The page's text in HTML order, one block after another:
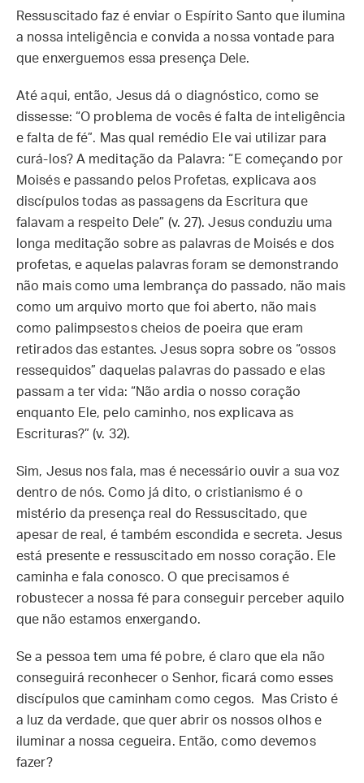
Ressuscitado faz é enviar o Espírito Santo que ilumina
a nossa inteligência e convida a nossa vontade para
que enxerguemos essa presença Dele.
Até aqui, então, Jesus dá o diagnóstico, como se
dissesse: “O problema de vocês é falta de inteligência
e falta de fé”. Mas qual remédio Ele vai utilizar para
curá-los? A meditação da Palavra: “E começando por
Moisés e passando pelos Profetas, explicava aos
discípulos todas as passagens da Escritura que
falavam a respeito Dele” (v. 27). Jesus conduziu uma
longa meditação sobre as palavras de Moisés e dos
profetas, e aquelas palavras foram se demonstrando
não mais como uma lembrança do passado, não mais
como um arquivo morto que foi aberto, não mais
como palimpsestos cheios de poeira que eram
retirados das estantes. Jesus sopra sobre os “ossos
ressequidos” daquelas palavras do passado e elas
passam a ter vida: “Não ardia o nosso coração
enquanto Ele, pelo caminho, nos explicava as
Escrituras?” (v. 32).
Sim, Jesus nos fala, mas é necessário ouvir a sua voz
dentro de nós. Como já dito, o cristianismo é o
mistério da presença real do Ressuscitado, que
apesar de real, é também escondida e secreta. Jesus
está presente e ressuscitado em nosso coração. Ele
caminha e fala conosco. O que precisamos é
robustecer a nossa fé para conseguir perceber aquilo
que não estamos enxergando.
Se a pessoa tem uma fé pobre, é claro que ela não
conseguirá reconhecer o Senhor, ficará como esses
discípulos que caminham como cegos. Mas Cristo é
a luz da verdade, que quer abrir os nossos olhos e
iluminar a nossa cegueira. Então, como devemos
fazer?